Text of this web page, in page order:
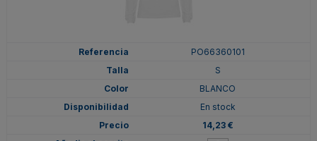
PO66360101
S
BLANCO
En stock
14,23 €